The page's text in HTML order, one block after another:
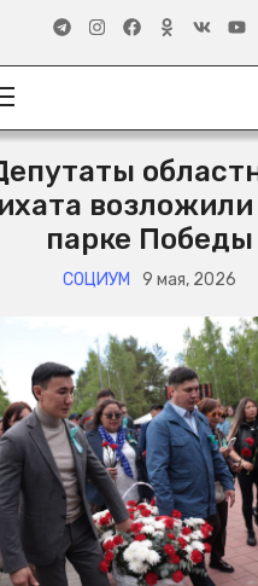
парке Победы
СОЦИУМ 9 мая, 2026